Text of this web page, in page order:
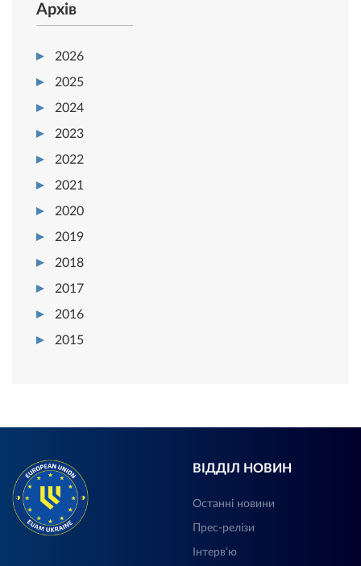
Архів
2026
2025
2024
2023
2022
2021
2020
2019
2018
2017
2016
2015
ВІДДІЛ НОВИН
Останні новини
Прес-релізи
Інтерв’ю